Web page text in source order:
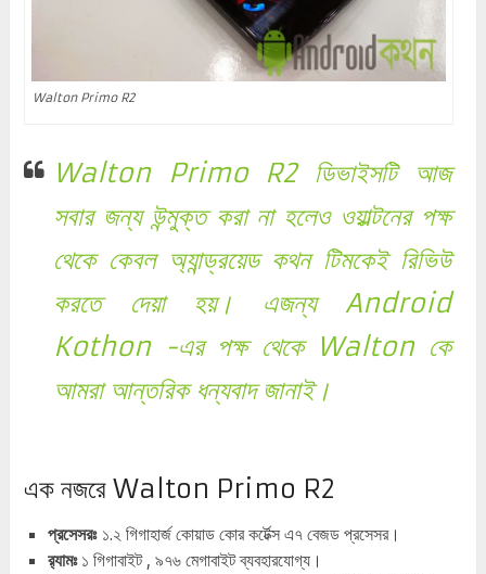
Walton Primo R2
Walton Primo R2 ডিভাইসটি আজ
সবার জন্য উন্মুক্ত করা না হলেও ওয়াল্টনের পক্ষ
থেকে কেবল অ্যান্ড্রয়েড কথন টিমকেই রিভিউ
করতে দেয়া হয়। এজন্যAndroid
Kothon-এর পক্ষ থেকে Waltonকে
আমরা আন্তরিক ধন্যবাদ জানাই।
এক নজরে Walton Primo R2
প্রসেসরঃ ১.২ গিগাহার্জ কোয়াড কোর কর্টেক্স এ৭ বেজড প্রসেসর।
র‌্যামঃ১ গিগাবাইট , ৯৭৬ মেগাবাইট ব্যবহারযোগ্য।